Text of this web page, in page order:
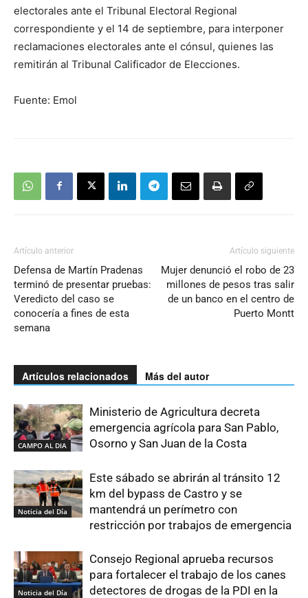
electorales ante el Tribunal Electoral Regional
correspondiente y el 14 de septiembre, para interponer
reclamaciones electorales ante el cónsul, quienes las
remitirán al Tribunal Calificador de Elecciones.
Fuente: Emol
Artículo anterior
Defensa de Martín Pradenas
terminó de presentar pruebas:
Veredicto del caso se
conocería a fines de esta
semana
Artículo siguiente
Mujer denunció el robo de 23
millones de pesos tras salir
de un banco en el centro de
Puerto Montt
Artículos relacionados Más del autor
CAMPO AL DIA
Ministerio de Agricultura decreta
emergencia agrícola para San Pablo,
Osorno y San Juan de la Costa
Noticia del Día
Este sábado se abrirán al tránsito 12
km del bypass de Castro y se
mantendrá un perímetro con
restricción por trabajos de emergencia
Noticia del Día
Consejo Regional aprueba recursos
para fortalecer el trabajo de los canes
detectores de drogas de la PDI en la